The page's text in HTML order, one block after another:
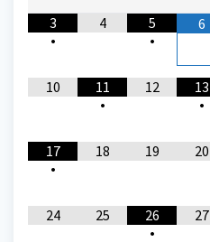
3
•
4
5
•
6
10
11
•
12
13
•
17
•
18 19 20
24 25
26
•
27